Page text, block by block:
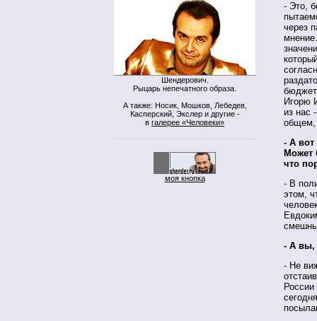
Шендерович.
Рыцарь непечатного образа.
А также: Носик, Мошков, Лебедев,
Касперский, Экслер и другие -
в галерее «Человеки»
моя кнопка
- Это,
через
Игорю
из нас
общем,
- А вот
Может
что
- В
этом,
- А вы,
- Не